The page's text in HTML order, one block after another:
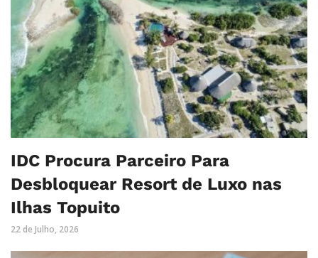
IDC Procura Parceiro Para
Desbloquear Resort de Luxo nas
Ilhas Topuito
22 de Julho, 2026